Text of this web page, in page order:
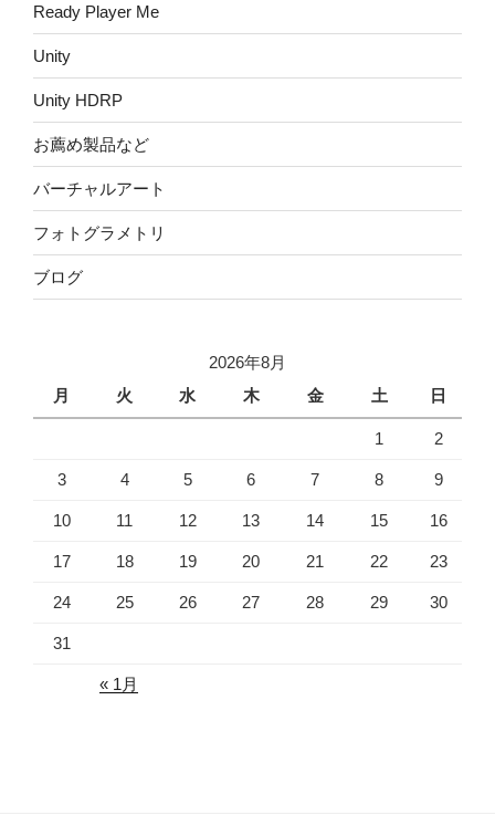
Ready Player Me
Unity
Unity HDRP
お薦め製品など
バーチャルアート
フォトグラメトリ
ブログ
2026年8月
月
火 水 木 金 土 日
1 2
3 4 5 6 7 8 9
10 11 12 13 14 15 16
17 18 19 20 21 22 23
24 25 26 27 28 29 30
31
« 1月